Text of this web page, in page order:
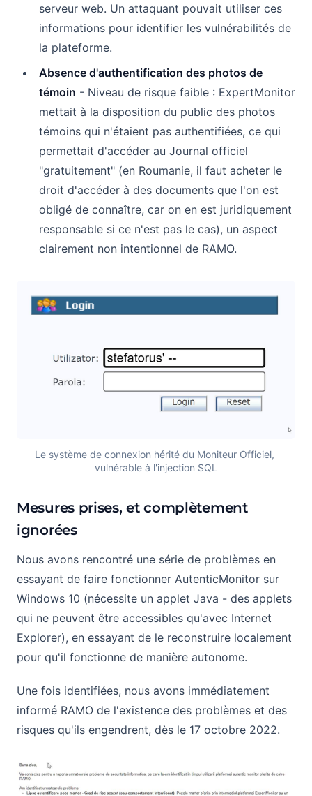
serveur web. Un attaquant pouvait utiliser ces
informations pour identifier les vulnérabilités de
la plateforme.
Absence d'authentification des photos de
témoin - Niveau de risque faible : ExpertMonitor
mettait à la disposition du public des photos
témoins qui n'étaient pas authentifiées, ce qui
permettait d'accéder au Journal officiel
"gratuitement" (en Roumanie, il faut acheter le
droit d'accéder à des documents que l'on est
obligé de connaître, car on en est juridiquement
responsable si ce n'est pas le cas), un aspect
clairement non intentionnel de RAMO.
Le système de connexion hérité du Moniteur Officiel,
vulnérable à l'injection SQL
Mesures prises, et complètement
ignorées
Nous avons rencontré une série de problèmes en
essayant de faire fonctionner AutenticMonitor sur
Windows 10 (nécessite un applet Java - des applets
qui ne peuvent être accessibles qu'avec Internet
Explorer), en essayant de le reconstruire localement
pour qu'il fonctionne de manière autonome.
Une fois identifiées, nous avons immédiatement
informé RAMO de l'existence des problèmes et des
risques qu'ils engendrent, dès le 17 octobre 2022.